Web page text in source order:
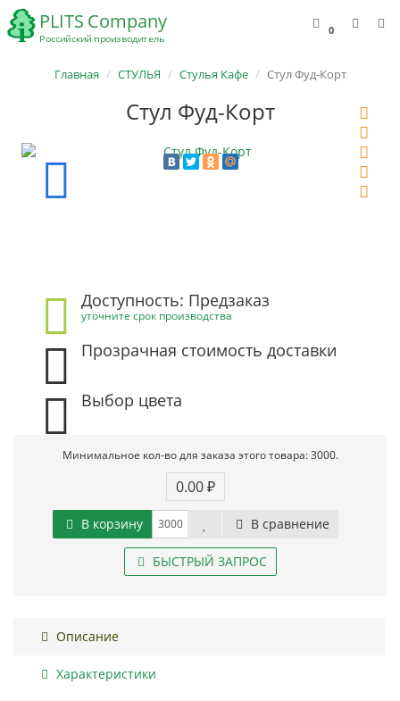
0
Главная СТУЛЬЯ Стулья Кафе Стул Фуд-Корт
Стул Фуд-Корт
Доступность: Предзаказ
уточните срок производства
Прозрачная стоимость доставки
Выбор цвета
Минимальное кол-во для заказа этого товара: 3000.
0.00 ₽
В корзину В сравнение
БЫСТРЫЙ ЗАПРОС
Описание
Характеристики